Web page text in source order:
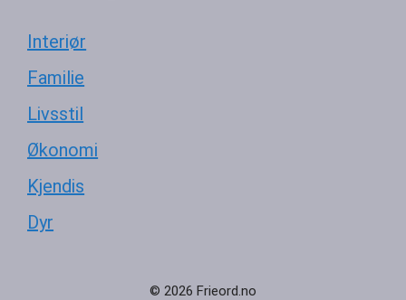
Interiør
Familie
Livsstil
Økonomi
Kjendis
Dyr
© 2026 Frieord.no